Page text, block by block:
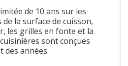
de 10 ans sur les
la surface de cuisson,
les grilles en fonte et la
sont conçues
des années.